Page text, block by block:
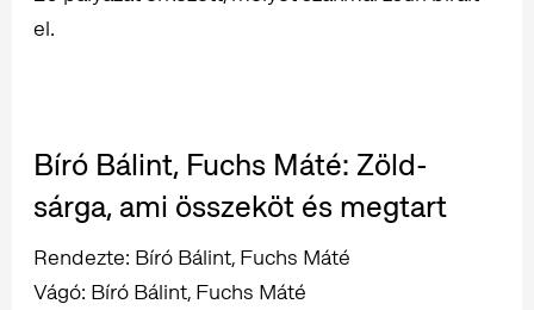
el.
Bíró Bálint, Fuchs Máté: Zöld-
sárga, ami összeköt és megtart
Rendezte: Bíró Bálint, Fuchs Máté
Vágó: Bíró Bálint, Fuchs Máté